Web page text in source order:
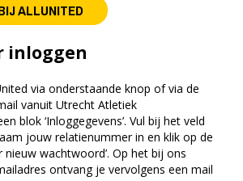
ALLUNITED
inloggen
via onderstaande knop of via de
vanuit Utrecht Atletiek
blok ‘Inloggegevens’. Vul bij het veld
jouw relatienummer in en klik op de
nieuw wachtwoord’. Op het bij ons
ontvang je vervolgens een mail